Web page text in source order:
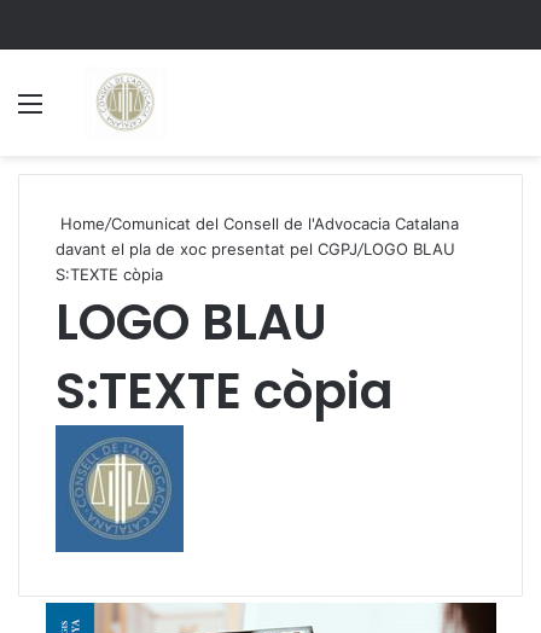
Home/Comunicat del Consell de l'Advocacia Catalana
davant el pla de xoc presentat pel CGPJ/LOGO BLAU
S:TEXTE còpia
LOGO BLAU
S:TEXTE còpia